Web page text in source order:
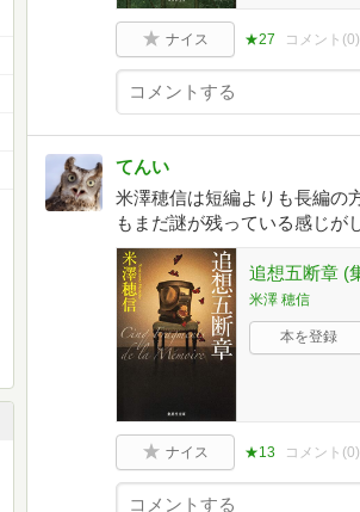
ナイス ★27 コメント(0)
てんい
米澤穂信は短編よりも長編の
もまだ謎が残っている感じが
追想五断章 (
米澤 穂信
本を登録
ナイス ★13 コメント(0)